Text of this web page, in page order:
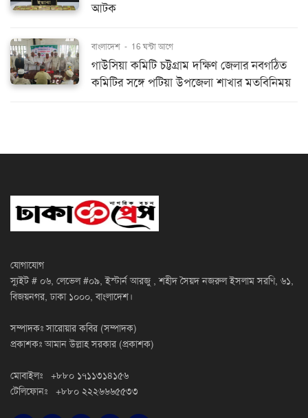
আটক
বাংলাদেশ - 16 ঘন্টা আগে
গাউসিয়া কমিটি চট্টগ্রাম দক্ষিণ জেলার নবগঠিত
কমিটির সঙ্গে পটিয়া উপজেলা শাখার মতবিনিময়
যোগাযোগ
স্যুইট # ০৬, লেভেল #০৯, ইস্টার্ন আরজু , শহীদ সৈয়দ নজরুল ইসলাম সরণি, ৬১,
বিজয়নগর, ঢাকা ১০০০, বাংলাদেশ।
সম্পাদকঃ সারোয়ার কবির (সম্পাদক)
প্রকাশকঃ আমান উল্লাহ সরকার (প্রকাশক)
মোবাইলঃ +৮৮০ ১৭১১৩১৪১৫৬
টেলিফোনঃ +৮৮০ ২২২৬৬৬৫৫৩৩